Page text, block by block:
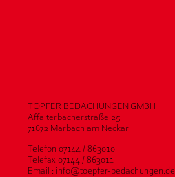
TÖPFER BEDACHUNGEN GMBH
Affalterbacherstraße 25
71672 Marbach am Neckar
Telefon 07144 / 863010
Telefax 07144 / 863011
Email : info@toepfer-bedachungen.de